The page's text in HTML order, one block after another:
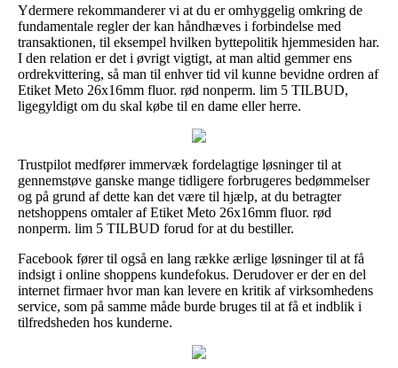
Ydermere rekommanderer vi at du er omhyggelig omkring de
fundamentale regler der kan håndhæves i forbindelse med
transaktionen, til eksempel hvilken byttepolitik hjemmesiden har.
I den relation er det i øvrigt vigtigt, at man altid gemmer ens
ordrekvittering, så man til enhver tid vil kunne bevidne ordren af
Etiket Meto 26x16mm fluor. rød nonperm. lim 5 TILBUD,
ligegyldigt om du skal købe til en dame eller herre.
Trustpilot medfører immervæk fordelagtige løsninger til at
gennemstøve ganske mange tidligere forbrugeres bedømmelser
og på grund af dette kan det være til hjælp, at du betragter
netshoppens omtaler af Etiket Meto 26x16mm fluor. rød
nonperm. lim 5 TILBUD forud for at du bestiller.
Facebook fører til også en lang række ærlige løsninger til at få
indsigt i online shoppens kundefokus. Derudover er der en del
internet firmaer hvor man kan levere en kritik af virksomhedens
service, som på samme måde burde bruges til at få et indblik i
tilfredsheden hos kunderne.